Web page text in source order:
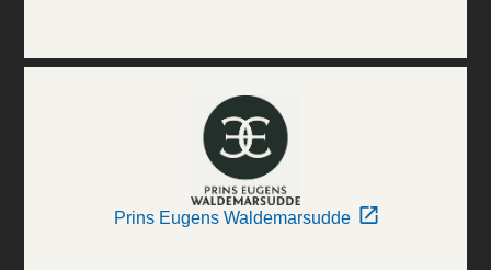
Prins Eugens Waldemarsudde